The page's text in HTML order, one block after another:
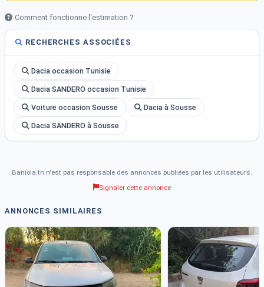
Comment fonctionne l'estimation ?
RECHERCHES ASSOCIÉES
Dacia occasion Tunisie
Dacia SANDERO occasion Tunisie
Voiture occasion Sousse Dacia à Sousse
Dacia SANDERO à Sousse
Baniola.tn n'est pas responsable des annonces publiées par les utilisateurs.
Signaler cette annonce
ANNONCES SIMILAIRES